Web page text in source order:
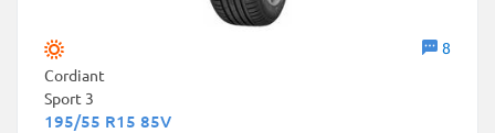
8
Cordiant
Sport 3
195/55 R15 85V